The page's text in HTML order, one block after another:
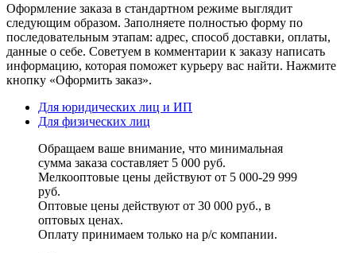
Оформление заказа в стандартном режиме выглядит
следующим образом. Заполняете полностью форму по
последовательным этапам: адрес, способ доставки, оплаты,
данные о себе. Советуем в комментарии к заказу написать
информацию, которая поможет курьеру вас найти. Нажмите
кнопку «Оформить заказ».
Для юридических лиц и ИП
Для физических лиц
Обращаем ваше внимание, что минимальная
сумма заказа составляет 5 000 руб.
Мелкооптовые цены действуют от 5 000-29 999
руб.
Оптовые цены действуют от 30 000 руб., в
оптовых ценах.
Оплату принимаем только на р/с компании.